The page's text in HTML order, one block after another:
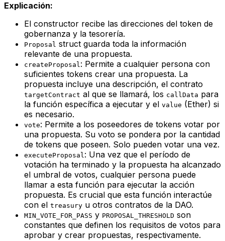
Explicación:
El constructor recibe las direcciones del token de
gobernanza y la tesorería.
Proposal struct guarda toda la información
relevante de una propuesta.
createProposal: Permite a cualquier persona con
suficientes tokens crear una propuesta. La
propuesta incluye una descripción, el contrato
targetContract al que se llamará, los callData para
la función específica a ejecutar y el value (Ether) si
es necesario.
vote: Permite a los poseedores de tokens votar por
una propuesta. Su voto se pondera por la cantidad
de tokens que poseen. Solo pueden votar una vez.
executeProposal: Una vez que el período de
votación ha terminado y la propuesta ha alcanzado
el umbral de votos, cualquier persona puede
llamar a esta función para ejecutar la acción
propuesta. Es crucial que esta función interactúe
con el treasury u otros contratos de la DAO.
MIN_VOTE_FOR_PASS y PROPOSAL_THRESHOLD son
constantes que definen los requisitos de votos para
aprobar y crear propuestas, respectivamente.